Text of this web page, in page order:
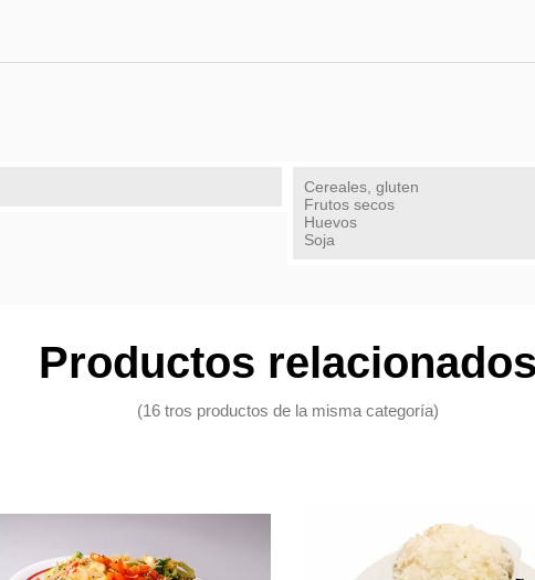
Cereales, gluten
Frutos secos
Huevos
Soja
Productos
(16 tros productos de la misma categoría)